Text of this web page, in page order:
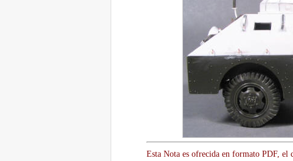
Esta Nota es ofrecida en formato PDF, el